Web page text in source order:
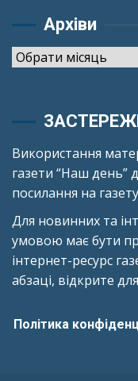
Архіви
Архіви
Використання
газети “Наш день”
посилання на
Для новинних та
умовою має бути
інтернет-ресурс
абзаці, відкрите
Політика